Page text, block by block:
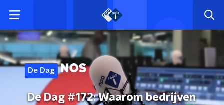
De Dag
De Dag #172: Waarom bedrijven